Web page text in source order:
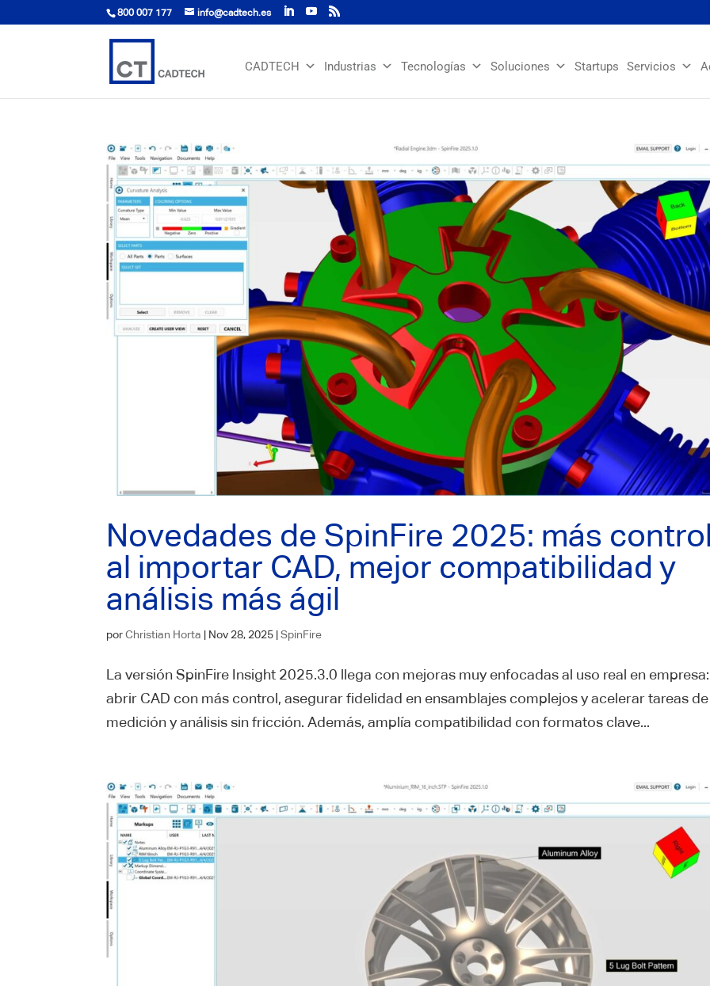
800 007 177 info@cadtech.es
CADTECH Industrias Tecnologías Soluciones Startups Servicios
Novedades de SpinFire 2025: más
al importar CAD, mejor compatibilidad y
análisis más ágil
porChristian Horta | Nov 28, 2025 |SpinFire
La versión SpinFire Insight 2025.3.0 llega con mejoras muy enfocadas al uso real en empresa:
abrir CAD con más control, asegurar fidelidad en ensamblajes complejos y acelerar tareas de
medición y análisis sin fricción. Además, amplía compatibilidad con formatos clave...